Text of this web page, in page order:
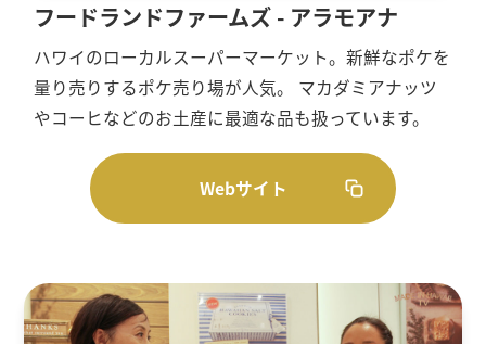
フードランドファームズ - アラモアナ
ハワイのローカルスーパーマーケット。新鮮なポケを
量り売りするポケ売り場が人気。 マカダミアナッツ
やコーヒなどのお土産に最適な品も扱っています。
Webサイト